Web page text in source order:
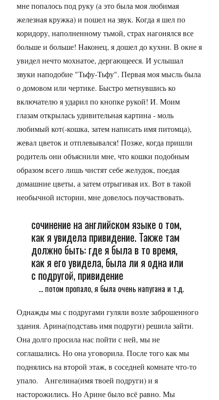
мне попалось под руку (а это была моя любимая
железная кружка) и пошел на звук. Когда я шел по
коридору, наполненному тьмой, страх нагонялся все
больше и больше! Наконец, я дошел до кухни. В окне я
увидел нечто мохнатое, дергающееся. И услышал
звуки наподобие "Тьфу-Тьфу". Первая моя мысль была
о домовом или чертике. Быстро метнувшись ко
включателю я ударил по кнопке рукой! И. Моим
глазам открылась удивительная картина - моль
любимый кот(-кошка, затем написать имя питомца),
жевал цветок и отплевывался! Позже, когда пришли
родитель они объяснили мне, что кошки подобным
образом всего лишь чистят себе желудок, поедая
домашние цветы, а затем отрыгивая их. Вот в такой
необычной истории, мне довелось поучаствовать.
сочинение на английском языке о том,
как я увидела привидение. Также там
должно быть: где я была в то время,
как я его увидела, была ли я одна или
с подругой, привидение
... потом пропало, я была очень напугана и т.д.
Однажды мы с подругами гуляли возле заброшенного
здания. Арина(подставь имя подруги) решила зайти.
Она долго просила нас пойти с ней, мы не
соглашались. Но она уговорила. После того как мы
поднялись на второй этаж, в соседней комнате что-то
упало. Ангелина(имя твоей подруги) и я
насторожились. Но Арине было всё равно. Мы